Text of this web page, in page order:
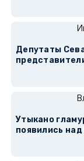
Депутаты
Утыкано
появились